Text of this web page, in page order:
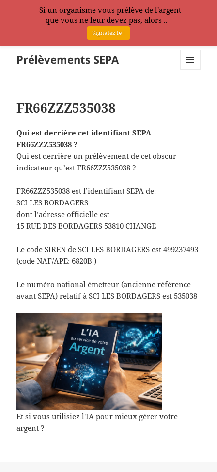
Prélèvements SEPA
FR66ZZZ535038
Qui est derrière cet identifiant SEPA
FR66ZZZ535038 ?
Qui est derrière un prélèvement de cet obscur
indicateur qu’est FR66ZZZ535038 ?
FR66ZZZ535038 est l’identifiant SEPA de:
SCI LES BORDAGERS
dont l’adresse officielle est
15 RUE DES BORDAGERS 53810 CHANGE
Le code SIREN de SCI LES BORDAGERS est 499237493
(code NAF/APE: 6820B )
Le numéro national émetteur (ancienne référence
avant SEPA) relatif à SCI LES BORDAGERS est 535038
Et si vous utilisiez l'IA pour mieux gérer votre
argent ?
Si un organisme vous prélève de l'argent
que vous ne leur devez pas, alors ..
Signalez le !